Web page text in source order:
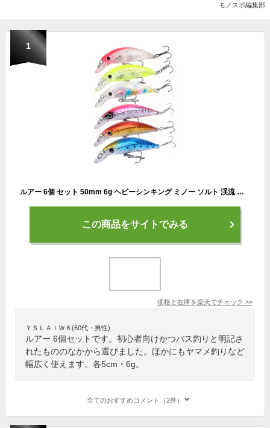
モノスポ編集部
1
ルアー 6個 セット 50mm 6g ヘビーシンキング ミノー ソルト 渓流 汎用ルアー 初心者向け|アジング チニング や ヤマメ バス釣りまで幅広ミノー
この商品をサイトでみる
価格と在庫を楽天でチェック >>
ＹＳＬＡＩＷ６(60代・男性)
ルアー 6個セットです。初心者向けかつバス釣りと明記さ
れたもののなかから選びました。ほかにもヤマメ釣りなど
幅広く使えます。各5cm・6g。
全てのおすすめコメント（2件）